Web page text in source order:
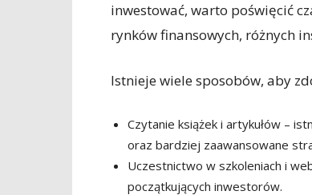
inwestować, warto poświęcić
rynków finansowych, różnych
Istnieje wiele sposobów, aby
Czytanie książek i artykułów –
oraz bardziej zaawansowane
Uczestnictwo w szkoleniach i
początkujących inwestorów.